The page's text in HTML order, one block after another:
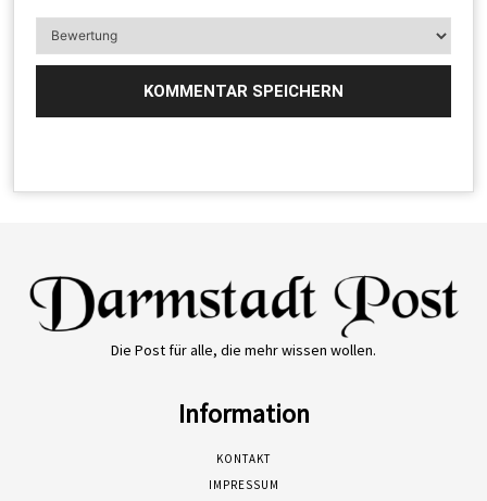
Die Post für alle, die mehr wissen wollen.
Information
KONTAKT
IMPRESSUM